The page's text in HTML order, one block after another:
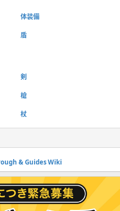
体装備
盾
剣
槍
杖
& Guides Wiki